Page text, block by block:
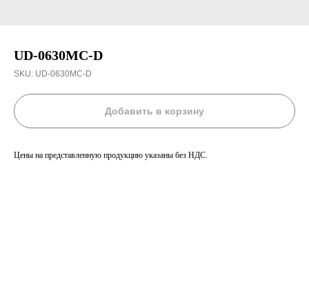
UD-0630MC-D
SKU: UD-0630MC-D
Добавить в корзину
Цены на представленную продукцию указаны без НДС.